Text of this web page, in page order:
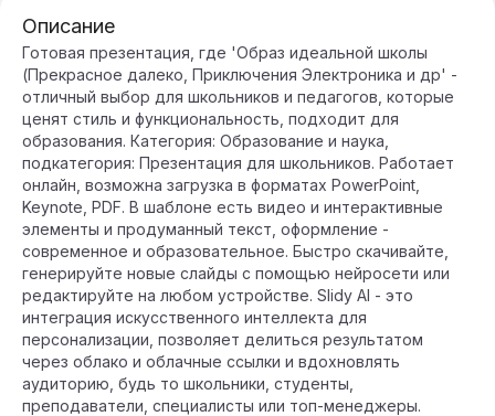
Описание
Готовая презентация, где 'Образ идеальной школы
(Прекрасное далеко, Приключения Электроника и др' -
отличный выбор для школьников и педагогов, которые
ценят стиль и функциональность, подходит для
образования. Категория: Образование и наука,
подкатегория: Презентация для школьников. Работает
онлайн, возможна загрузка в форматах PowerPoint,
Keynote, PDF. В шаблоне есть видео и интерактивные
элементы и продуманный текст, оформление -
современное и образовательное. Быстро скачивайте,
генерируйте новые слайды с помощью нейросети или
редактируйте на любом устройстве. Slidy AI - это
интеграция искусственного интеллекта для
персонализации, позволяет делиться результатом
через облако и облачные ссылки и вдохновлять
аудиторию, будь то школьники, студенты,
преподаватели, специалисты или топ-менеджеры.